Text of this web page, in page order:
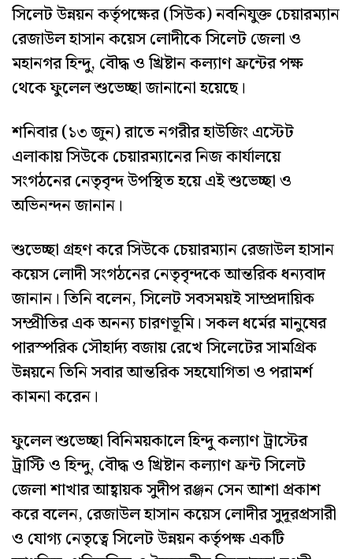
সিলেট উন্নয়ন কর্তৃপক্ষের (সিউক) নবনিযুক্ত চেয়ারম্যান
রেজাউল হাসান কয়েস লোদীকে সিলেট জেলা ও
মহানগর হিন্দু, বৌদ্ধ ও খ্রিষ্টান কল্যাণ ফ্রন্টের পক্ষ
থেকে ফুলেল শুভেচ্ছা জানানো হয়েছে।
শনিবার (১৩ জুন) রাতে নগরীর হাউজিং এস্টেট
এলাকায় সিউকে চেয়ারম্যানের নিজ কার্যালয়ে
সংগঠনের নেতৃবৃন্দ উপস্থিত হয়ে এই শুভেচ্ছা ও
অভিনন্দন জানান।
শুভেচ্ছা গ্রহণ করে সিউকে চেয়ারম্যান রেজাউল হাসান
কয়েস লোদী সংগঠনের নেতৃবৃন্দকে আন্তরিক ধন্যবাদ
জানান। তিনি বলেন, সিলেট সবসময়ই সাম্প্রদায়িক
সম্প্রীতির এক অনন্য চারণভূমি। সকল ধর্মের মানুষের
পারস্পরিক সৌহার্দ্য বজায় রেখে সিলেটের সামগ্রিক
উন্নয়নে তিনি সবার আন্তরিক সহযোগিতা ও পরামর্শ
কামনা করেন।
ফুলেল শুভেচ্ছা বিনিময়কালে হিন্দু কল্যাণ ট্রাস্টের
ট্রাস্টি ও হিন্দু, বৌদ্ধ ও খ্রিষ্টান কল্যাণ ফ্রন্ট সিলেট
জেলা শাখার আহ্বায়ক সুদীপ রঞ্জন সেন আশা প্রকাশ
করে বলেন, রেজাউল হাসান কয়েস লোদীর সুদূরপ্রসারী
ও যোগ্য নেতৃত্বে সিলেট উন্নয়ন কর্তৃপক্ষ একটি